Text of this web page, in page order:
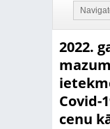
2022.
Covid-
cenu